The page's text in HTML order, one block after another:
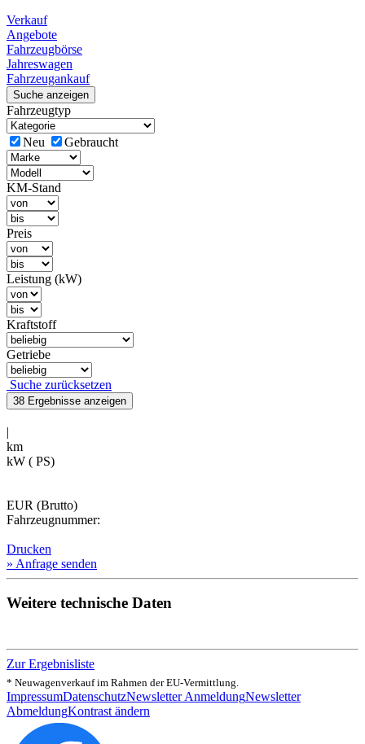
Verkauf
Angebote
Fahrzeugbörse
Jahreswagen
Fahrzeugankauf
Suche anzeigen
Fahrzeugtyp
Neu Gebraucht
KM-Stand
Preis
Leistung (kW)
Kraftstoff
Getriebe
Suche zurücksetzen
38 Ergebnisse anzeigen
|
km
kW ( PS)
EUR (Brutto)
Fahrzeugnummer:
Drucken
» Anfrage senden
Weitere technische Daten
Zur Ergebnisliste
* Neuwagenverkauf im Rahmen der EU-Vermittlung.
ImpressumDatenschutzNewsletter AnmeldungNewsletter
AbmeldungKontrast ändern